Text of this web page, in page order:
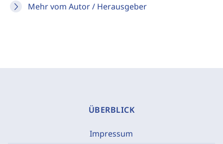
Mehr vom Autor / Herausgeber
ÜBERBLICK
Impressum